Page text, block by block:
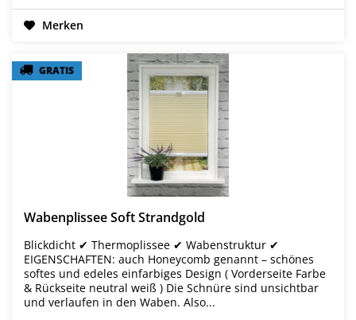
Merken
GRATIS
GRATIS
Wabenplissee Soft Strandgold
Blickdicht ✔ Thermoplissee ✔ Wabenstruktur ✔
EIGENSCHAFTEN: auch Honeycomb genannt – schönes
softes und edeles einfarbiges Design ( Vorderseite Farbe
& Rückseite neutral weiß ) Die Schnüre sind unsichtbar
und verlaufen in den Waben. Also...